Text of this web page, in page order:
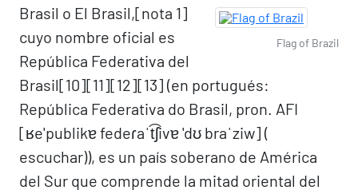
Flag of Brazil
Brasil o El Brasil,[nota 1]​
cuyo nombre oficial es
República Federativa del
Brasil[10]​[11]​[12]​[13]​ (en portugués:
República Federativa do Brasil, pron. AFI
[ʁe'publikɐ fedeɾaˈt͡ʃivɐ 'dʊ braˈziw] (
escuchar)), es un país soberano de América
del Sur que comprende la mitad oriental del